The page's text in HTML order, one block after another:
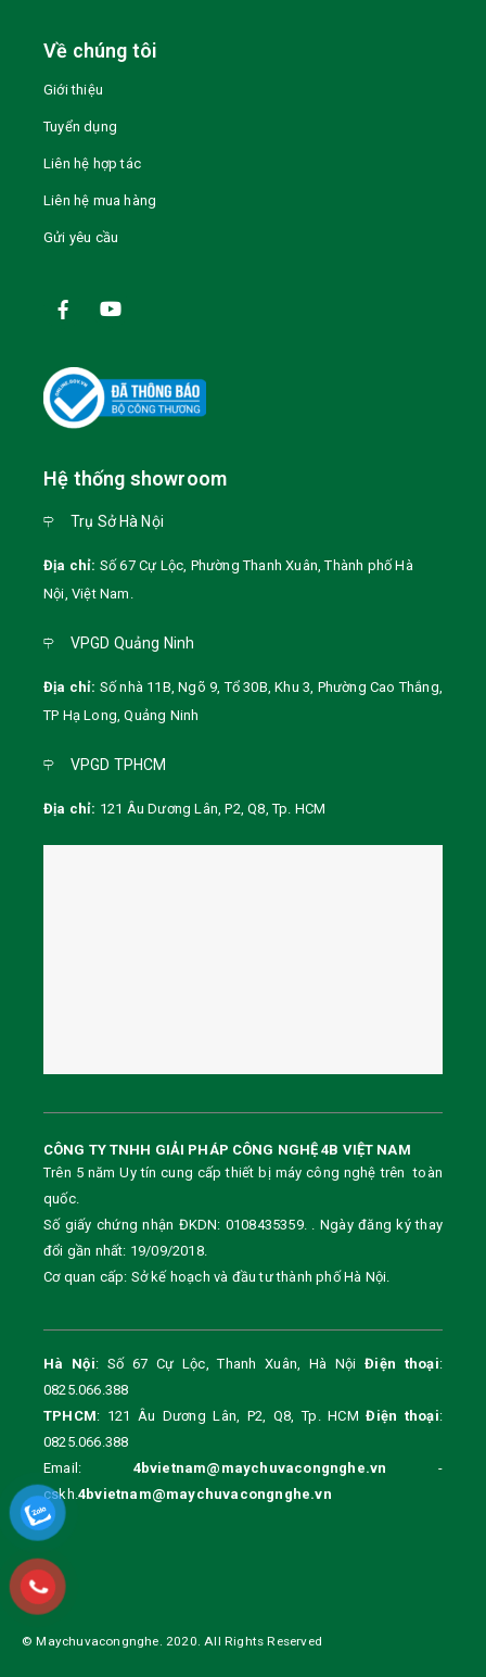
Về chúng tôi
Giới thiệu
Tuyển dụng
Liên hệ hợp tác
Liên hệ mua hàng
Gửi yêu cầu
Hệ thống showroom
Trụ Sở Hà Nội
Địa chỉ: Số 67 Cự Lộc, Phường Thanh Xuân, Thành phố Hà
Nội Việt Nam
VPGD Quảng Ninh
Địa chỉ: Số nhà 11B, Ngõ 9, Tổ 30B, Khu 3, Phường Cao Thắng,
TP Hạ Long, Quảng Ninh
VPGD TPHCM
Địa chỉ: 121 Âu Dương Lân, P2, Q8, Tp. HCM
CÔNG TY TNHH GIẢI PHÁP CÔNG NGHỆ 4B VIỆT NAM
Trên 5 năm Uy tín cung cấp thiết bị máy công nghệ trên toàn
quốc.
Số giấy chứng nhận ĐKDN: 0108435359. . Ngày đăng ký thay
đổi gần nhất: 19/09/2018.
Cơ quan cấp: Sở kế hoạch và đầu tư thành phố Hà Nội.
Hà Nội: Số 67 Cự Lộc, Thanh Xuân, Hà NộiĐiện thoại:
0825.066.388
TPHCM: 121 Âu Dương Lân, P2, Q8, Tp. HCMĐiện thoại:
0825.066.388
Email: 4bvietnam@maychuvacongnghe.vn -
cskh.4bvietnam@maychuvacongnghe.vn
© Maychuvacongnghe. 2020. All Rights Reserved